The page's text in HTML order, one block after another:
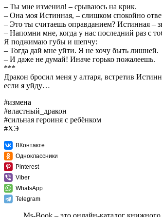
– Ты мне изменил! – срываюсь на крик.
– Она моя Истинная, – слишком спокойно
– Это ты считаешь оправданием? Истинная –
– Напомни мне, когда у нас последний раз с
Я поджимаю губы и шепчу:
– Тогда дай мне уйти. Я не хочу быть лишней.
– И даже не думай! Иначе горько пожалеешь.
***
Дракон бросил меня у алтаря, встретив
если я уйду…
#измена
#властный_дракон
#сильная героиня с ребёнком
#ХЭ
ВКонтакте
Одноклассники
Pinterest
Viber
WhatsApp
Telegram
Ms-Book – это онлайн-каталог книжного